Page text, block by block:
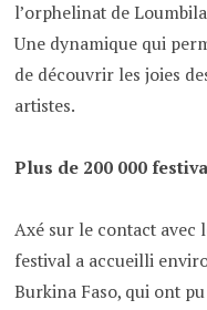
l’orphelinat de
Une dynamique qui
de découvrir les joies
artistes.
Plus de 200 000
Axé sur le contact avec
festival a accueilli
Burkina Faso, qui ont